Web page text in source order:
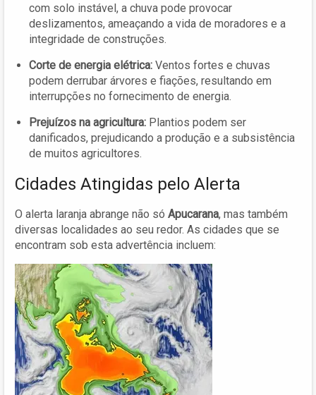
com solo instável, a chuva pode provocar
deslizamentos, ameaçando a vida de moradores e a
integridade de construções.
Corte de energia elétrica: Ventos fortes e chuvas
podem derrubar árvores e fiações, resultando em
interrupções no fornecimento de energia.
Prejuízos na agricultura: Plantios podem ser
danificados, prejudicando a produção e a subsistência
de muitos agricultores.
Cidades Atingidas pelo Alerta
O alerta laranja abrange não só Apucarana, mas também
diversas localidades ao seu redor. As cidades que se
encontram sob esta advertência incluem: